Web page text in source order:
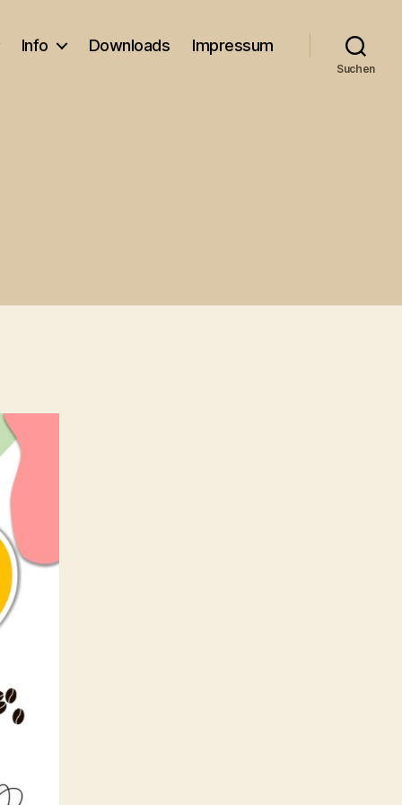
Info Downloads Impressum
Suchen